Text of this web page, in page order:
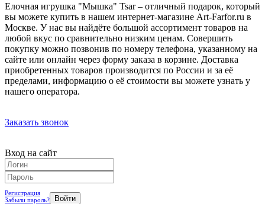
Елочная игрушка "Мышка" Tsar – отличный подарок, который
вы можете купить в нашем интернет-магазине Art-Farfor.ru в
Москве. У нас вы найдёте большой ассортимент товаров на
любой вкус по сравнительно низким ценам. Совершить
покупку можно позвонив по номеру телефона, указанному на
сайте или онлайн через форму заказа в корзине. Доставка
приобретенных товаров производится по России и за её
пределами, информацию о её стоимости вы можете узнать у
нашего оператора.
Заказать звонок
Вход на сайт
Регистрация
Забыли пароль?